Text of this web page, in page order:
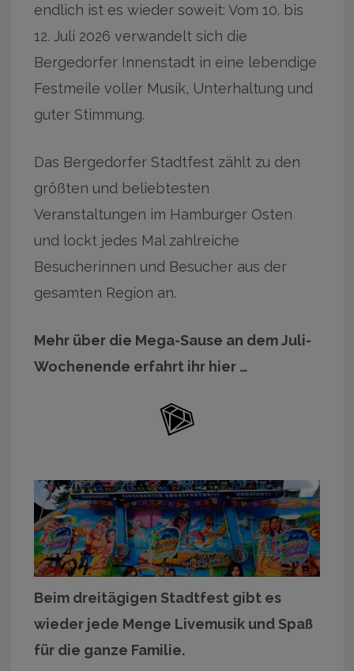
endlich ist es wieder soweit: Vom 10. bis
12. Juli 2026 verwandelt sich die
Bergedorfer Innenstadt in eine lebendige
Festmeile voller Musik, Unterhaltung und
guter Stimmung.
Das Bergedorfer Stadtfest zählt zu den
größten und beliebtesten
Veranstaltungen im Hamburger Osten
und lockt jedes Mal zahlreiche
Besucherinnen und Besucher aus der
gesamten Region an.
Mehr über die Mega-Sause an dem Juli-
Wochenende erfahrt ihr hier …
Beim dreitägigen Stadtfest gibt es
wieder jede Menge Livemusik und Spaß
für die ganze Familie.